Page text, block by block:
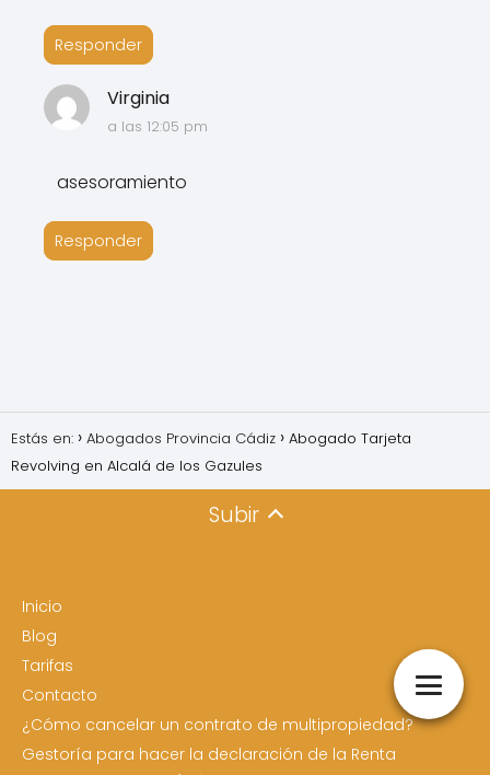
Responder
Virginia
a las 12:05 pm
asesoramiento
Responder
Estás en: Abogados Provincia Cádiz
Abogado Tarjeta
Revolving en Alcalá de los Gazules
Subir
Inicio
Blog
Tarifas
Contacto
¿Cómo cancelar un contrato de multipropiedad?
Gestoría para hacer la declaración de la Renta